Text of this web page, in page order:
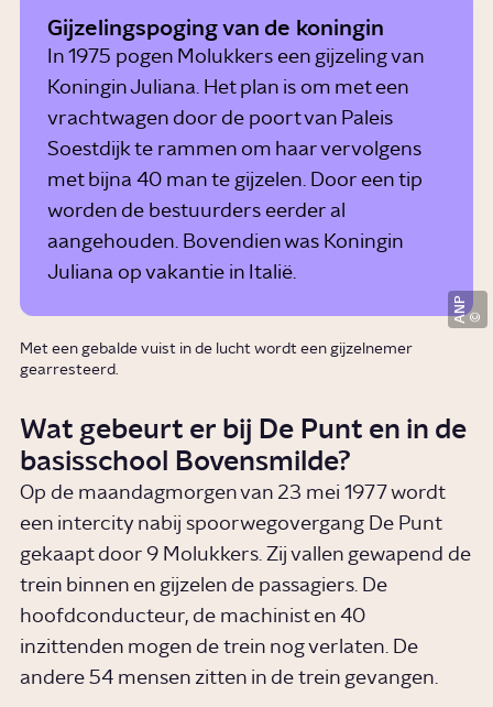
Gijzelingspoging van de koningin
In 1975 pogen Molukkers een gijzeling van
Koningin Juliana. Het plan is om met een
vrachtwagen door de poort van Paleis
Soestdijk te rammen om haar vervolgens
met bijna 40 man te gijzelen. Door een tip
worden de bestuurders eerder al
aangehouden. Bovendien was Koningin
Juliana op vakantie in Italië.
ANP
Met een gebalde vuist in de lucht wordt een gijzelnemer
gearresteerd.
Wat gebeurt er bij De Punt en in de
basisschool Bovensmilde?
Op de maandagmorgen van 23 mei 1977 wordt
een intercity nabij spoorwegovergang De Punt
gekaapt door 9 Molukkers. Zij vallen gewapend de
trein binnen en gijzelen de passagiers. De
hoofdconducteur, de machinist en 40
inzittenden mogen de trein nog verlaten. De
andere 54 mensen zitten in de trein gevangen.